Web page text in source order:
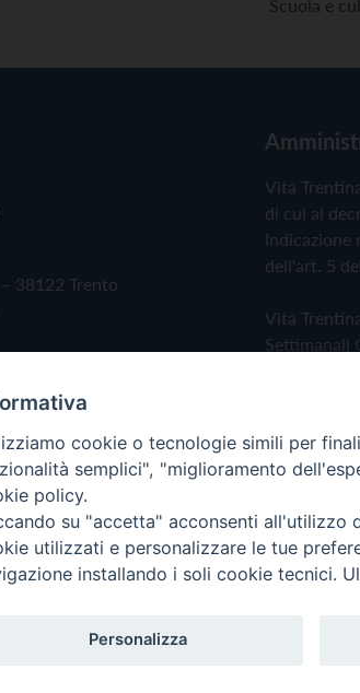
Scuola e
38122 Trento
Vita
di cui al
Indicazione
dell'art. 5
Vita
Settimanali
Privacy
i diritti riservati - Vita Trentina
cookie o tecnologie simili per
semplici", "miglioramento
policy.
su "accetta" acconsenti all'utilizzo
utilizzati e personalizzare le tue
installando i soli cookie tecnici.
Personalizza